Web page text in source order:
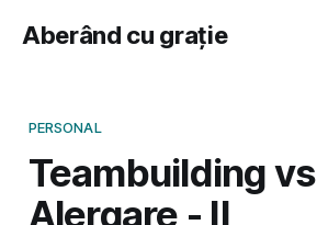
Aberând cu grație
PERSONAL
Teambuilding vs
Alergare - II